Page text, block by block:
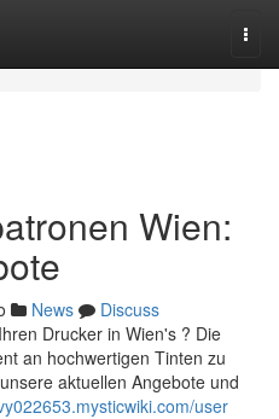
Wien:
News
Discuss
Drucker in Wien's ? Die
an hochwertigen Tinten zu
aktuellen Angebote und
user